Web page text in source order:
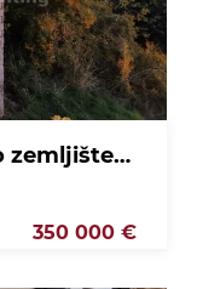
Klis_Atraktivno građevno zemljište_Panoramski pogled
350 000 €